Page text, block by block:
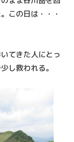
この日は・・・
てきた人にとっ
し救われる。